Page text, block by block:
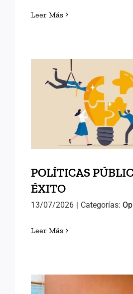
Leer Más
POLÍTICAS
ÉXITO
POLÍTICAS
ÉXITO
13/07/2026 | Categorías:
Leer Más